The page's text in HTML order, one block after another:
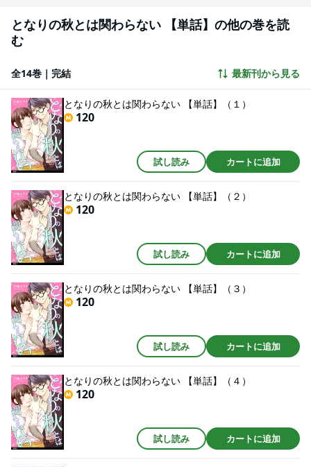
となりの秋とは関わらない 【単話】の他の巻を読
む
全14巻｜完結 最新刊から見る
となりの秋とは関わらない 【単話】（１）
120
試し読み カートに追加
となりの秋とは関わらない 【単話】（２）
120
試し読み カートに追加
となりの秋とは関わらない 【単話】（３）
120
試し読み カートに追加
となりの秋とは関わらない 【単話】（４）
120
試し読み カートに追加